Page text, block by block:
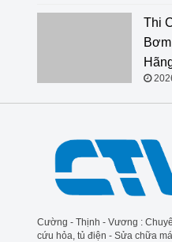
Thi Công Lắp Đặt Hệ
Italy Chính Hãng, Hiệu
Cường - Thịnh - Vương :
cứu hỏa, tủ điện - Sửa chữa